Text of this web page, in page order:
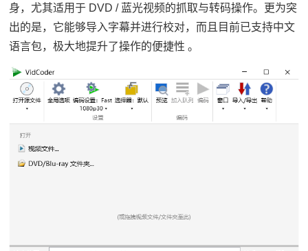
身，尤其适用于 DVD / 蓝光视频的抓取与转码操作。更为突
出的是，它能够导入字幕并进行校对，而且目前已支持中文
语言包，极大地提升了操作的便捷性 。